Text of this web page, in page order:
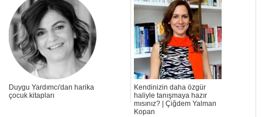
Duygu Yardımcı'dan harika
çocuk kitapları
Kendinizin daha özgür
haliyle tanışmaya hazır
mısınız? | Çiğdem Yalman
Kopan